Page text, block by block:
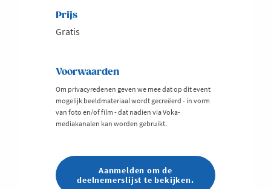
Prijs
Gratis
Voorwaarden
Om privacyredenen geven we mee dat op dit event
mogelijk beeldmateriaal wordt gecreëerd - in vorm
van foto en/of film - dat nadien via Voka-
mediakanalen kan worden gebruikt.
Aanmelden om de
deelnemerslijst te bekijken.